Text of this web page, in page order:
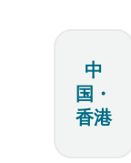
中
国・
香港